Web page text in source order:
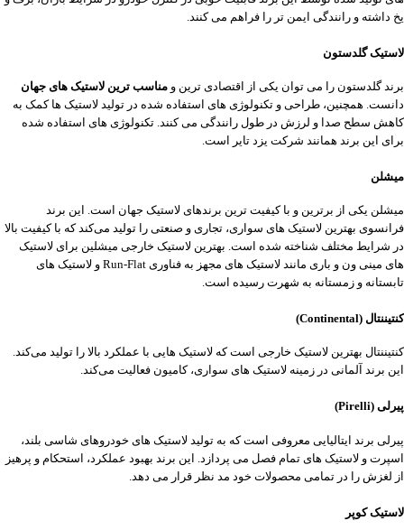
یخ داشته و رانندگی ایمن تر را فراهم می کنند.
لاستیک گلدستون
برند گلدستون را می توان یکی از اقتصادی ترین و مناسب ترین لاستیک های جهان
دانست. همچنین، طراحی و تکنولوژی های استفاده شده در تولید لاستیک ها کمک به
کاهش سطح صدا و لرزش در طول رانندگی می کنند. تکنولوژی های استفاده شده
برای این برند همانند شرکت یزد تایر است.
میشلن
میشلن یکی از برترین و با کیفیت ترین برندهای لاستیک جهان است. این برند
فرانسوی بهترین لاستیک ‌های سواری، تجاری و صنعتی را تولید می‌کند که با کیفیت بالا
در شرایط مختلف شناخته شده است. بهترین لاستیک خارجی میشلین برای لاستیک
‌های مینی ون و باری مانند لاستیک ‌های مجهز به فناوری Run-Flat و لاستیک ‌های
تابستانه و زمستانه به شهرت رسیده است.
کنتیننتال (Continental)
کنتیننتال بهترین لاستیک خارجی است که لاستیک ‌هایی با عملکرد بالا را تولید می‌کند.
این برند آلمانی در زمینه لاستیک‌ های سواری، کامیون فعالیت می‌کند.
پیرلی (Pirelli)
پیرلی برند ایتالیایی معروفی است که به تولید لاستیک ‌های خودروهای شاسی بلند،
اسپرت و لاستیک ‌های تمام فصل می پردازد. این برند بهبود عملکرد، استحکام و پرهیز
از لغزش را در تمامی محصولات خود مد نظر قرار می‌ دهد.
لاستیک کوپر